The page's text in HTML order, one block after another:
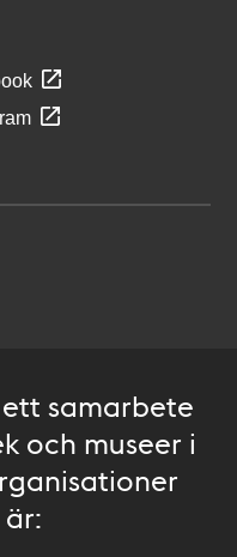
samarbete
och museer i